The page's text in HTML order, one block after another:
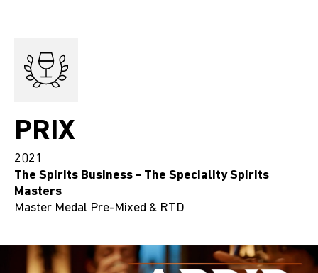
PRIX
2021
The Spirits Business - The Speciality Spirits
Masters
Master Medal Pre-Mixed & RTD